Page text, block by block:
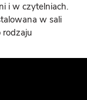
i w czytelniach.
w sali
rodzaju